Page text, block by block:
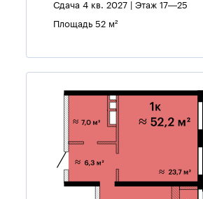
Сдача 4 кв. 2027 | Этаж 17—25
Площадь 52 м²